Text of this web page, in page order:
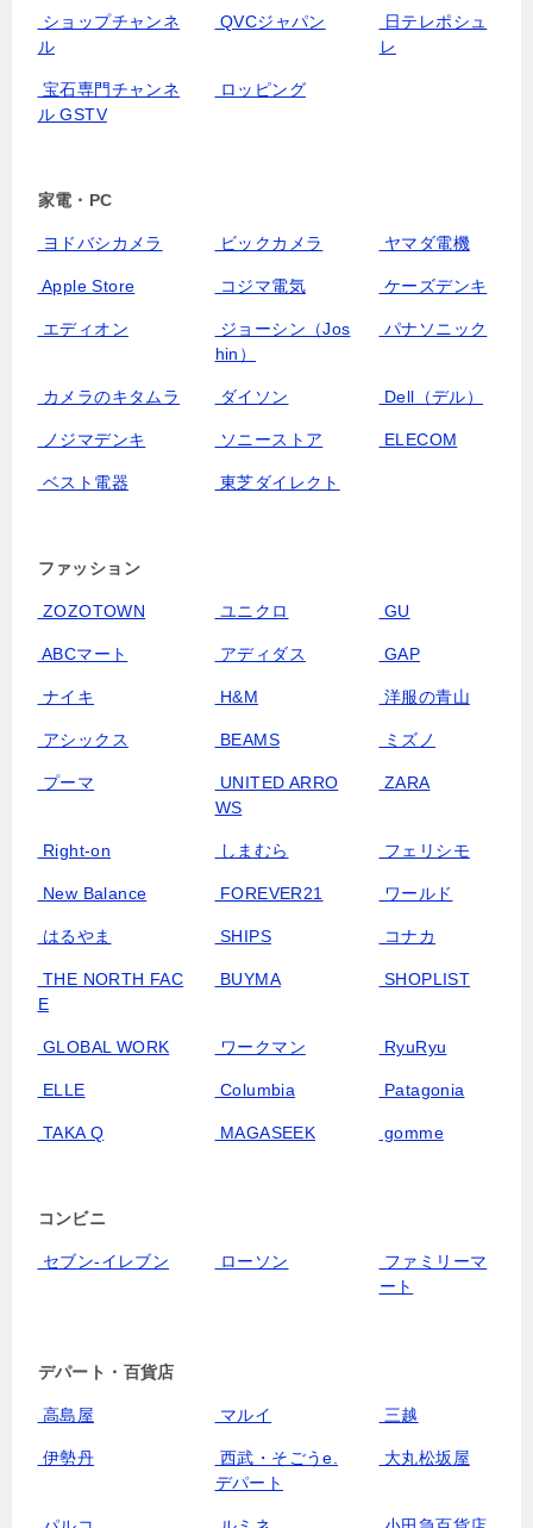
ショップチャンネ
ル
QVCジャパン
日テレポシュ
レ
宝石専門チャンネ
ル GSTV
ロッピング
家電・PC
ヨドバシカメラ ビックカメラ ヤマダ電機
Apple Store コジマ電気 ケーズデンキ
エディオン
ジョーシン（Jos
hin）
パナソニック
カメラのキタムラ ダイソン Dell（デル）
ノジマデンキ ソニーストア ELECOM
ベスト電器 東芝ダイレクト
ファッション
ZOZOTOWN ユニクロ GU
ABCマート アディダス GAP
ナイキ H&M 洋服の青山
アシックス BEAMS ミズノ
プーマ
UNITED ARRO
WS
ZARA
Right-on しまむら フェリシモ
New Balance FOREVER21 ワールド
はるやま SHIPS コナカ
THE NORTH FAC
E
BUYMA SHOPLIST
GLOBAL WORK ワークマン RyuRyu
ELLE Columbia Patagonia
TAKA Q MAGASEEK gomme
コンビニ
セブン‐イレブン ローソン
ファミリーマ
ート
デパート・百貨店
高島屋 マルイ 三越
伊勢丹
西武・そごうe.
デパート
大丸松坂屋